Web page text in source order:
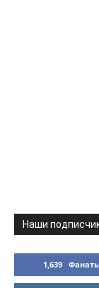
Наши
1,639